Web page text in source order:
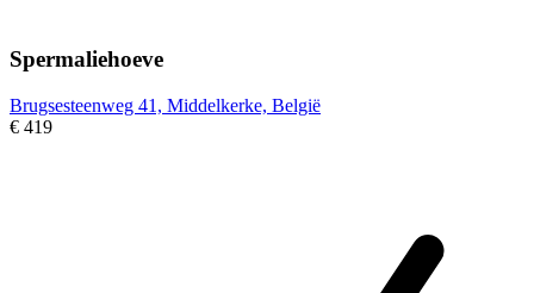
Spermaliehoeve
Brugsesteenweg 41, Middelkerke, België
€ 419